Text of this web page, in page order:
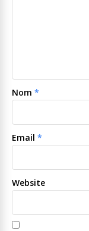
Nom *
Email *
Website